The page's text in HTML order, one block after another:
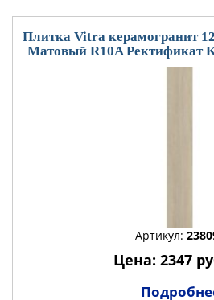
Плитка Vitra керамогранит
Матовый R10A Ректификат
Артикул:
Цена: 2347